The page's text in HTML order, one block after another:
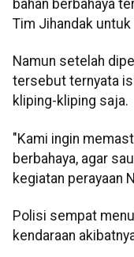
bahan berbahaya
Tim Jihandak
Namun setelah
tersebut ternyata
kliping-kliping saja.
"Kami ingin
berbahaya, agar
kegiatan perayaan
Polisi sempat
kendaraan